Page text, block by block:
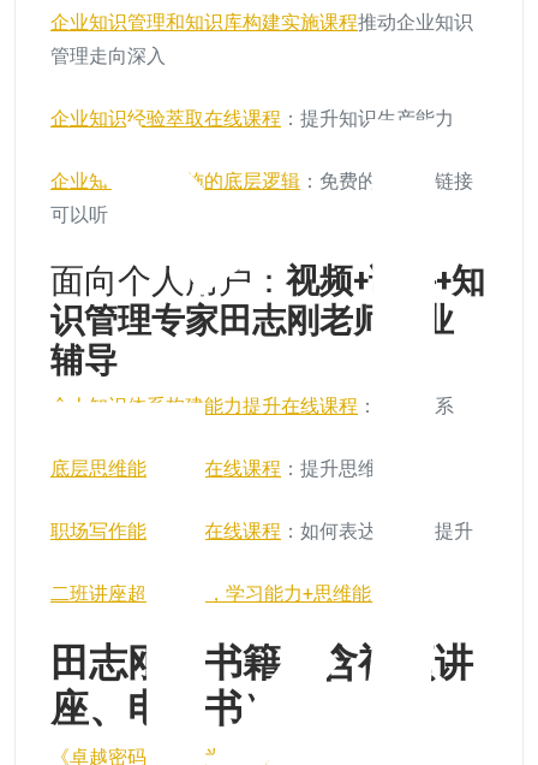
企业知识管理和知识库构建实施课程推动企业知识
管理走向深入
企业知识经验萃取在线课程 ：提升知识生产能力
企业知识管理实施的底层逻辑 ：免费的讲座，链接
可以听
面向个人用户： 视频+课件+知
识管理专家田志刚老师作业
辅导
个人知识体系构建能力提升在线课程 ：知识体系
底层思维能力提升在线课程 ：提升思维能力
职场写作能力提升在线课程 ：如何表达的能力提升
二班讲座超过40次，学习能力+思维能力
田志刚的书籍（含视频讲
座、电子书）
《卓越密码如何成为专家》